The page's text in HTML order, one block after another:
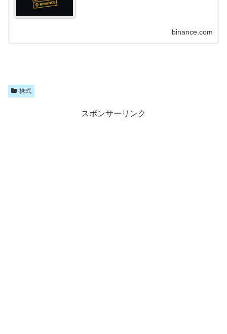
binance.com
株式
スポンサーリンク